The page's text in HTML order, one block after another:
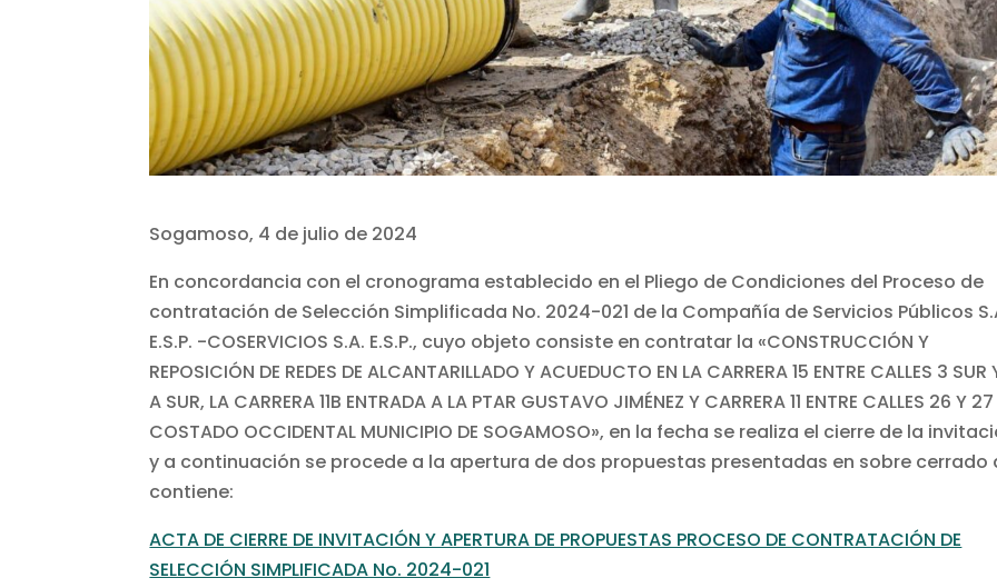
Sogamoso, 4 de julio de 2024
En concordancia con el cronograma establecido en el Pliego de Condiciones del Proceso de
contratación de Selección Simplificada No. 2024-021 de la Compañía de Servicios Públicos
E.S.P. -COSERVICIOS S.A. E.S.P., cuyo objeto consiste en contratar la «CONSTRUCCIÓN Y
REPOSICIÓN DE REDES DE ALCANTARILLADO Y ACUEDUCTO EN LA CARRERA 15 ENTRE CALLES 3 SUR
A SUR, LA CARRERA 11B ENTRADA A LA PTAR GUSTAVO JIMÉNEZ Y CARRERA 11 ENTRE CALLES 26 Y 27
COSTADO OCCIDENTAL MUNICIPIO DE SOGAMOSO», en la fecha se realiza el cierre de la
y a continuación se procede a la apertura de dos propuestas presentadas en sobre cerrado
contiene:
ACTA DE CIERRE DE INVITACIÓN Y APERTURA DE PROPUESTAS PROCESO DE CONTRATACIÓN DE
SELECCIÓN SIMPLIFICADA No. 2024-021